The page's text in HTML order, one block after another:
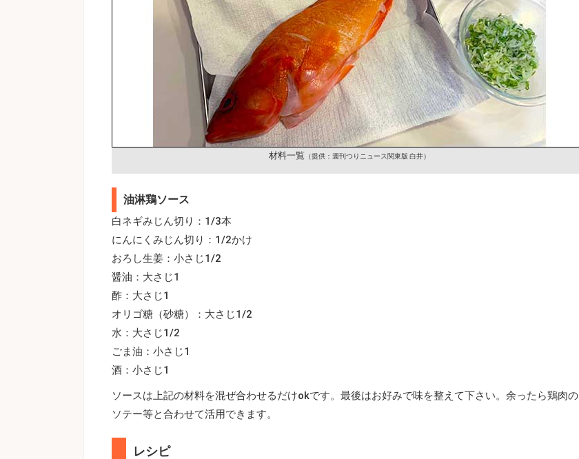
材料一覧 （提供：週刊つりニュース関東版 白井）
油淋鶏ソース
白ネギみじん切り：1/3本
にんにくみじん切り：1/2かけ
おろし生姜：小さじ1/2
醤油：大さじ1
酢：大さじ1
オリゴ糖（砂糖）：大さじ1/2
水：大さじ1/2
ごま油：小さじ1
酒：小さじ1
ソースは上記の材料を混ぜ合わせるだけokです。最後はお好みで味を整えて下さい。余ったら鶏肉の
ソテー等と合わせて活用できます。
レシピ